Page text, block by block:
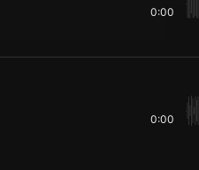
0:00
0:00